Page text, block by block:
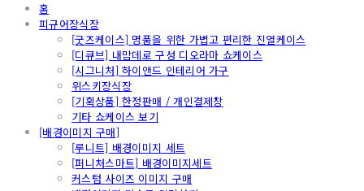
홈
피규어장식장
[굿즈케이스] 명품을 위한 가볍고 편리한 진열케이스
[디큐브] 내맘데로 구성 디오라마 쇼케이스
[시그니처] 하이앤드 인테리어 가구
위스키장식장
[기획상품] 한정판매 / 개인결제창
기타 쇼케이스 보기
[배경이미지 구매]
[루니트] 배경이미지 세트
[퍼니처스마트] 배경이미지세트
커스텀 사이즈 이미지 구매